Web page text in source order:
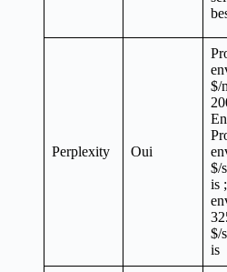
Perplexity Oui
$/
$/
is
$/
is